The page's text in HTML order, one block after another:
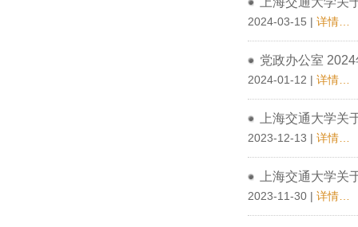
2024-03-15 | 详情…
党政办公室
2024-01-12 | 详情…
上海交通大学关
2023-12-13 | 详情…
上海交通大学关
2023-11-30 | 详情…